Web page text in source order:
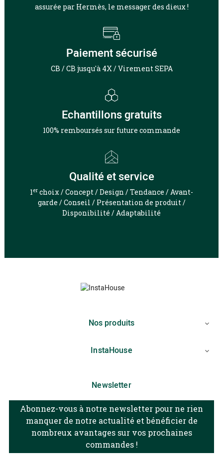
assurée par Hermès, le messager des dieux !
Paiement sécurisé
CB / CB jusqu'à 4X / Virement SEPA
Echantillons gratuits
100% remboursés sur future commande
Qualité et service
1er choix / Concept / Design / Tendance / Avant-
garde / Conseil / Présentation de produit /
Disponibilité / Adaptabilité
Nos produits 
InstaHouse 
Newsletter
Abonnez-vous à notre newsletter pour ne rien
manquer de notre actualité et bénéficier de
nombreux avantages sur vos prochaines
commandes !